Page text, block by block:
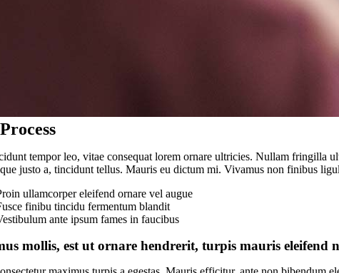
tempor leo, vitae consequat lorem ornare ultricies. Nullam fringilla
justo a, tincidunt tellus. Mauris eu dictum mi. Vivamus non finibus
ullamcorper eleifend ornare vel augue
finibu tincidu fermentum blandit
ante ipsum fames in faucibus
mollis, est ut ornare hendrerit, turpis mauris eleifend